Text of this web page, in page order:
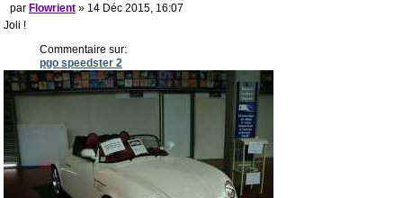
par Flowrient » 14 Déc 2015, 16:07
Joli !
Commentaire sur:
pgo speedster 2